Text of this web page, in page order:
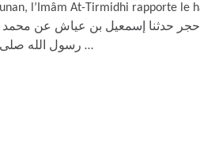
l’Imâm At-Tirmidhi rapporte le
رسول الله صلى الله عليه وسلم قال : إذا فزع أحدكم في النوم فليقل …